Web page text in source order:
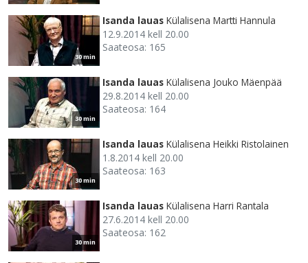
30 min
Isanda lauas Külalisena Martti Hannula
12.9.2014 kell 20.00
Saateosa: 165
30 min
Isanda lauas Külalisena Jouko Mäenpää
29.8.2014 kell 20.00
Saateosa: 164
30 min
Isanda lauas Külalisena Heikki Ristolainen
1.8.2014 kell 20.00
Saateosa: 163
30 min
Isanda lauas Külalisena Harri Rantala
27.6.2014 kell 20.00
Saateosa: 162